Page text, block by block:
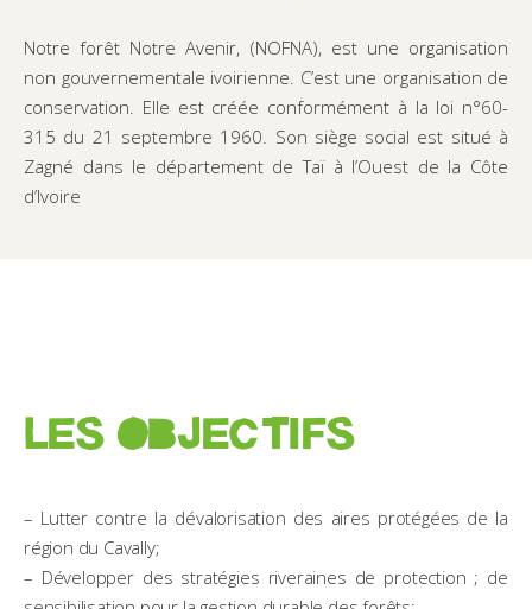
Notre forêt Notre Avenir, (NOFNA), est une organisation
non gouvernementale ivoirienne. C’est une organisation de
conservation. Elle est créée conformément à la loi n°60-
315 du 21 septembre 1960. Son siège social est situé à
Zagné dans le département de Taï à l’Ouest de la Côte
d’Ivoire
LES OBJECTIFS
– Lutter contre la dévalorisation des aires protégées de la
région du Cavally;
– Développer des stratégies riveraines de protection ; de